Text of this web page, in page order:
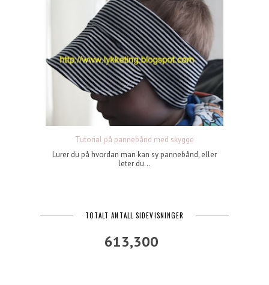
Tutorial på pannebånd med skygge
Lurer du på hvordan man kan sy pannebånd, eller
leter du...
TOTALT ANTALL SIDEVISNINGER
613,300